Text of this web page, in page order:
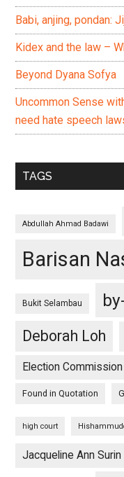
Babi, anjing, pondan:
Kidex and the law –
Beyond Dyana Sofya
Uncommon Sense
need hate speech
TAGS
Abdullah Ahmad Badawi
Barisan
Bukit Selambau
Deborah Loh
Election Commission
Found in Quotation
high court
Jacqueline Ann Surin